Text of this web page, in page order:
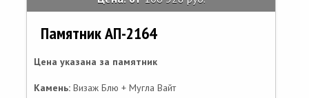
Памятник АП-2164
Цена указана за памятник
Камень: Визаж Блю + Мугла Вайт